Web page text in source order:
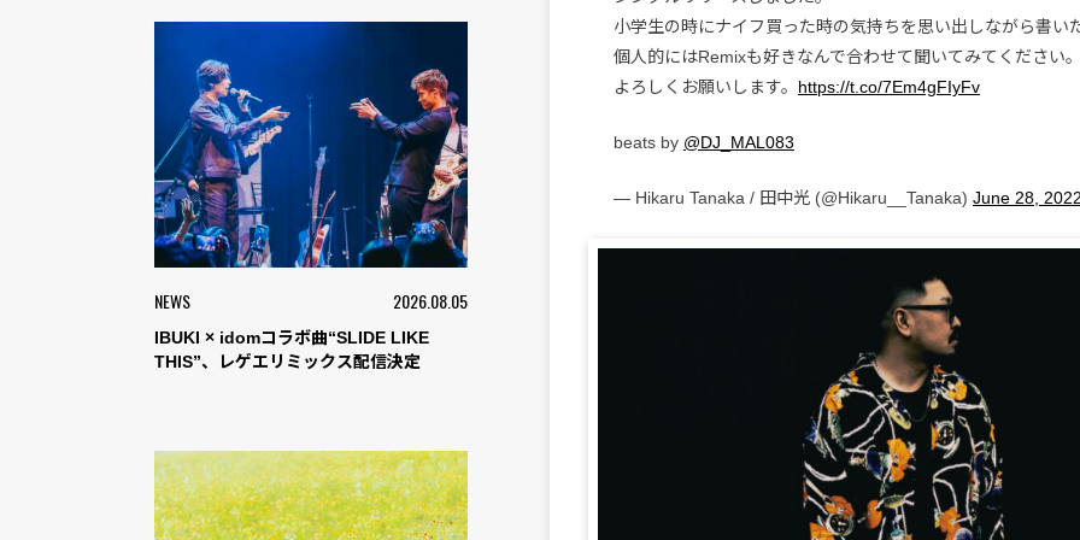
NEWS 2026.08.05
IBUKI × idomコラボ曲“SLIDE LIKE
THIS”、レゲエリミックス配信決定
小学生の時にナイフ買った時の気持ちを思い出しながら書い
個人的にはRemixも好きなんで合わせて聞いてみてください。
よろしくお願いします。 https://t.co/7Em4gFIyFv
beats by @DJ_MAL083
— Hikaru Tanaka / 田中光 (@Hikaru__Tanaka) June 28, 2022